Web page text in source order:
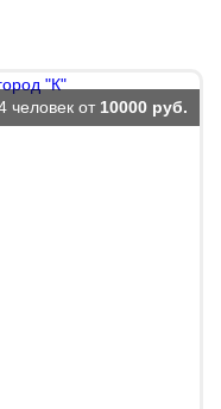
человек от 10000 руб.